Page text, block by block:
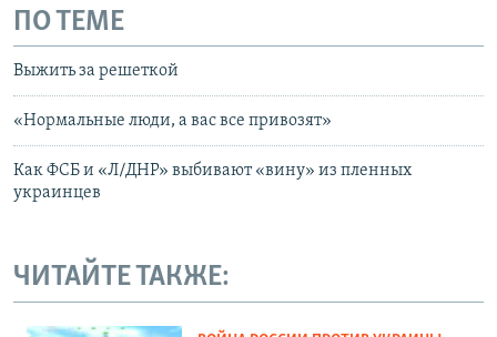
ПО ТЕМЕ
Выжить за решеткой
«Нормальные люди, а вас все привозят»
Как ФСБ и «Л/ДНР» выбивают «вину» из пленных
украинцев
ЧИТАЙТЕ ТАКЖЕ: